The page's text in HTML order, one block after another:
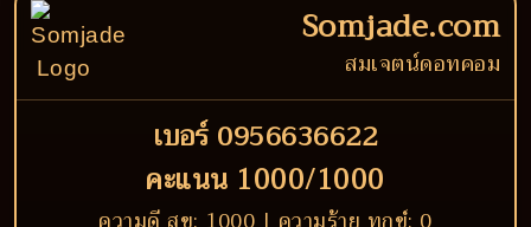
Somjade.com
สมเจตน์ดอทคอม
เบอร์ 0956636622
คะแนน 1000/1000